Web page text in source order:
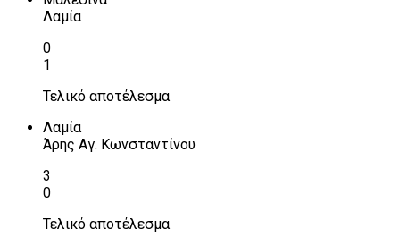
Λαμία
0
1
Τελικό αποτέλεσμα
Λαμία
Άρης Αγ. Κωνσταντίνου
3
0
Τελικό αποτέλεσμα